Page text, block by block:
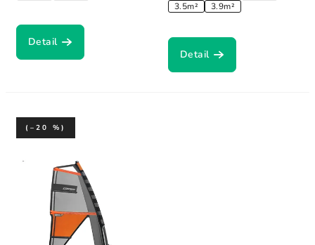
Detail
3.5m²
3.9m²
Detail
(–20 %)